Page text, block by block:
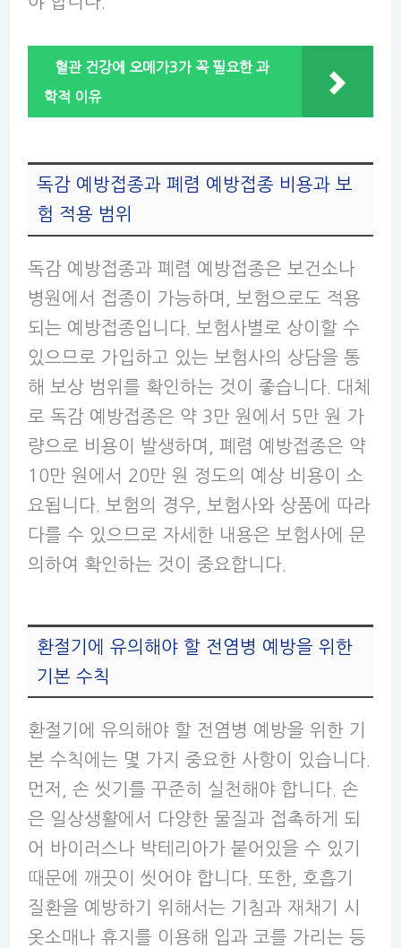
혈관 건강에 오메가3가 꼭 필요한 과
학적 이유
독감 예방접종과 폐렴 예방접종 비용과 보
험 적용 범위
독감 예방접종과 폐렴 예방접종은 보건소나
병원에서 접종이 가능하며, 보험으로도 적용
되는 예방접종입니다. 보험사별로 상이할 수
있으므로 가입하고 있는 보험사의 상담을 통
해 보상 범위를 확인하는 것이 좋습니다. 대체
로 독감 예방접종은 약 3만 원에서 5만 원 가
량으로 비용이 발생하며, 폐렴 예방접종은 약
10만 원에서 20만 원 정도의 예상 비용이 소
요됩니다. 보험의 경우, 보험사와 상품에 따라
다를 수 있으므로 자세한 내용은 보험사에 문
의하여 확인하는 것이 중요합니다.
환절기에 유의해야 할 전염병 예방을 위한
기본 수칙
환절기에 유의해야 할 전염병 예방을 위한 기
본 수칙에는 몇 가지 중요한 사항이 있습니다.
먼저, 손 씻기를 꾸준히 실천해야 합니다. 손
은 일상생활에서 다양한 물질과 접촉하게 되
어 바이러스나 박테리아가 붙어있을 수 있기
때문에 깨끗이 씻어야 합니다. 또한, 호흡기
질환을 예방하기 위해서는 기침과 재채기 시
옷소매나 휴지를 이용해 입과 코를 가리는 등